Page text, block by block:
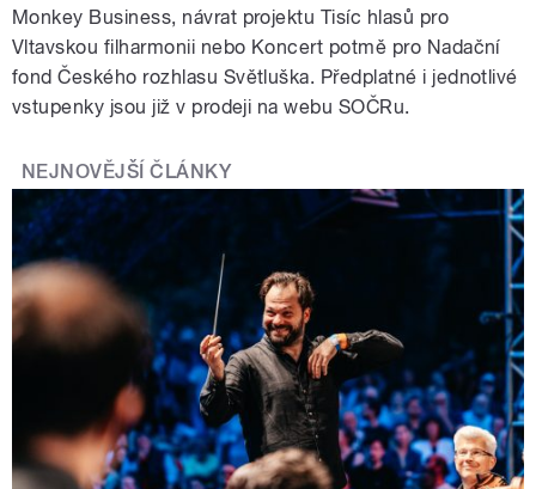
Monkey Business, návrat projektu Tisíc hlasů pro
Vltavskou filharmonii nebo Koncert potmě pro Nadační
fond Českého rozhlasu Světluška. Předplatné i jednotlivé
vstupenky jsou již v prodeji na webu SOČRu.
NEJNOVĚJŠÍ ČLÁNKY